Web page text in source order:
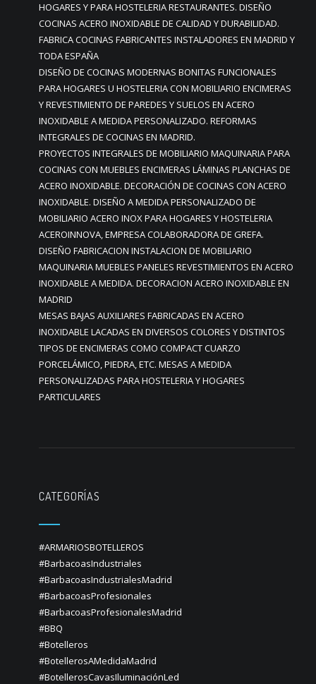
HOGARES Y PARA HOSTELERIA RESTAURANTES. DISEÑO
COCINAS ACERO INOXIDABLE DE CALIDAD Y DURABILIDAD.
FABRICA COCINAS FABRICANTES INSTALADORES EN MADRID Y
TODA ESPAÑA
DISEÑO DE COCINAS MODERNAS BONITAS FUNCIONALES
PARA HOGARES U HOSTELERIA CON MOBILIARIO ENCIMERAS
Y REVESTIMIENTO DE PAREDES Y SUELOS EN ACERO
INOXIDABLE A MEDIDA PERSONALIZADO. REFORMAS
INTEGRALES DE COCINAS EN MADRID.
PROYECTOS INTEGRALES DE MOBILIARIO MAQUINARIA PARA
COCINAS CON MUEBLES ENCIMERAS LÁMINAS PLANCHAS DE
ACERO INOXIDABLE. DECORACIÓN DE COCINAS CON ACERO
INOXIDABLE. DISEÑO A MEDIDA PERSONALIZADO DE
MOBILIARIO ACERO INOX PARA HOGARES Y HOSTELERIA
ACEROINNOVA, EMPRESA COLABORADORA DE GREFA.
DISEÑO FABRICACION INSTALACION DE MOBILIARIO
MAQUINARIA MUEBLES PANELES REVESTIMIENTOS EN ACERO
INOXIDABLE A MEDIDA. DECORACION ACERO INOXIDABLE EN
MADRID
MESAS BAJAS AUXILIARES FABRICADAS EN ACERO
INOXIDABLE LACADAS EN DIVERSOS COLORES Y DISTINTOS
TIPOS DE ENCIMERAS COMO COMPACT CUARZO
PORCELÁMICO, PIEDRA, ETC. MESAS A MEDIDA
PERSONALIZADAS PARA HOSTELERIA Y HOGARES
PARTICULARES
CATEGORÍAS
#ARMARIOSBOTELLEROS
#BarbacoasIndustriales
#BarbacoasIndustrialesMadrid
#BarbacoasProfesionales
#BarbacoasProfesionalesMadrid
#BBQ
#Botelleros
#BotellerosAMedidaMadrid
#BotellerosCavasIluminaciónLed